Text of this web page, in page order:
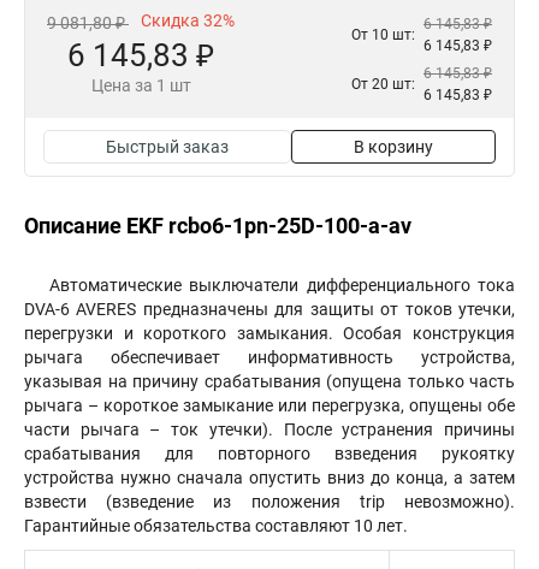
9 081,80 ₽ Скидка 32%
6 145,83 ₽
Цена за 1 шт
От 10 шт:
6 145,83 ₽
6 145,83 ₽
От 20 шт:
6 145,83 ₽
6 145,83 ₽
Быстрый заказ В корзину
Описание EKF rcbo6-1pn-25D-100-a-av
Автоматические выключатели дифференциального тока
DVA-6 AVERES предназначены для защиты от токов утечки,
перегрузки и короткого замыкания. Особая конструкция
рычага обеспечивает информативность устройства,
указывая на причину срабатывания (опущена только часть
рычага – короткое замыкание или перегрузка, опущены обе
части рычага – ток утечки). После устранения причины
срабатывания для повторного взведения рукоятку
устройства нужно сначала опустить вниз до конца, а затем
взвести (взведение из положения trip невозможно).
Гарантийные обязательства составляют 10 лет.